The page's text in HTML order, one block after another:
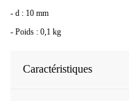
- d : 10 mm
- Poids : 0,1 kg
Caractéristiques